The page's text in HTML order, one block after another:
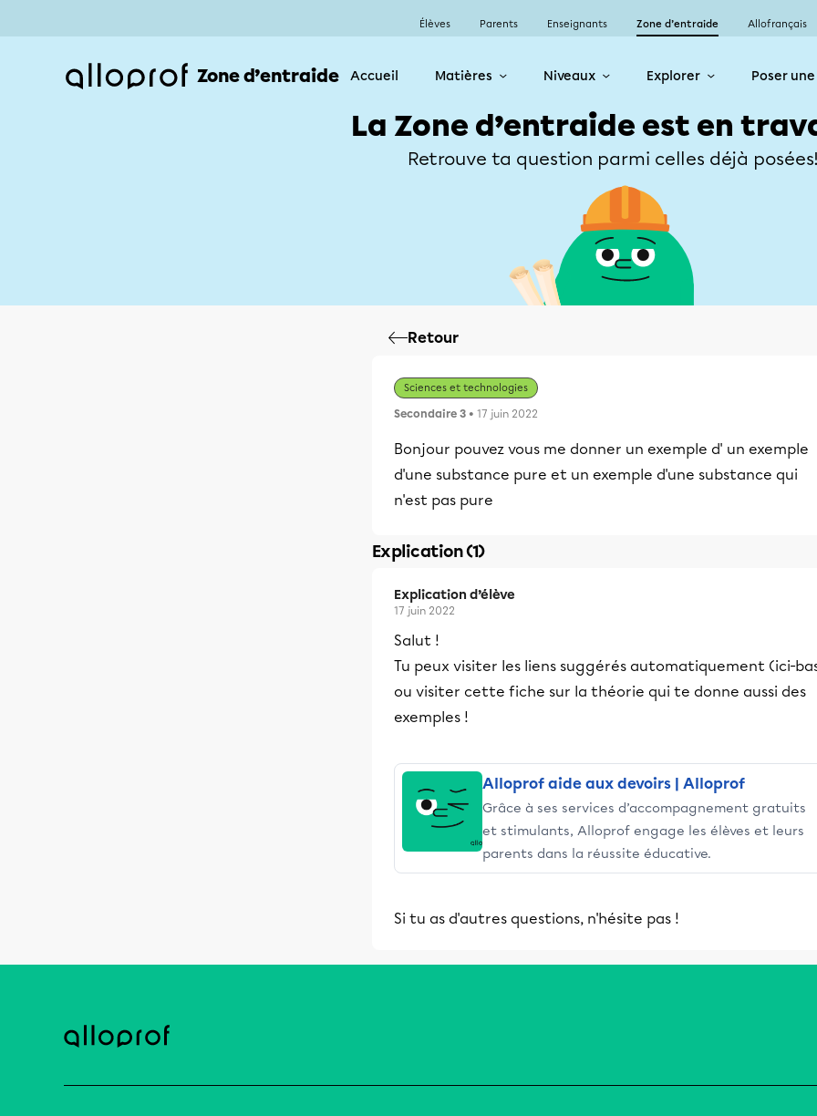
Élèves Parents Enseignants Zone d’entraide Allofrançais
Zone d’entraide Accueil Matières Niveaux Explorer Poser
La Zone d’entraide est en
Retrouve ta question parmi celles déjà
Retour
Sciences et technologies
Secondaire 3 • 17 juin 2022
Bonjour pouvez vous me donner un exemple d' un exemple
d'une substance pure et un exemple d'une substance qui
n'est pas pure
Explication (1)
Explication d’élève
17 juin 2022
Salut !
Tu peux visiter les liens suggérés automatiquement (ici-
ou visiter cette fiche sur la théorie qui te donne aussi des
exemples !
Alloprof aide aux devoirs | Alloprof
Grâce à ses services d’accompagnement gratuits
et stimulants, Alloprof engage les élèves et leurs
parents dans la réussite éducative.
Si tu as d'autres questions, n'hésite pas !